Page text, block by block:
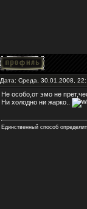
Дата: Среда, 30.01.2008,
Не особо,от эмо не
Ни холодно ни жарко..
Единственный способ